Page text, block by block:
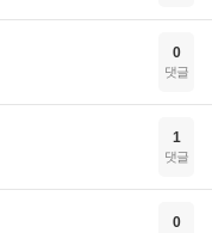
0
댓글
1
댓글
0